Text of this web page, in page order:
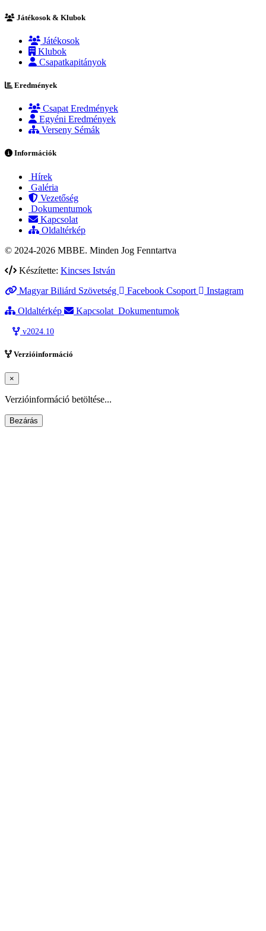
Játékosok & Klubok
Játékosok
Klubok
Csapatkapitányok
Eredmények
Csapat Eredmények
Egyéni Eredmények
Verseny Sémák
Információk
Hírek
Galéria
Vezetőség
Dokumentumok
Kapcsolat
Oldaltérkép
© 2024-2026 MBBE. Minden Jog Fenntartva
Készítette: Kincses István
Magyar Biliárd Szövetség
Facebook Csoport
Instagram
Oldaltérkép
Kapcsolat Dokumentumok
v2024.10
Verzióinformáció
×
Betöltés...
Verzióinformáció betöltése...
Bezárás